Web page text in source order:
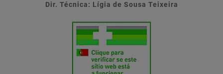
Dir. Técnica: Lígia de Sousa Teixeira